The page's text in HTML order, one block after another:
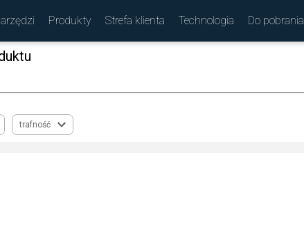
Produkty Strefa klienta Technologia Do pobrania
trafność